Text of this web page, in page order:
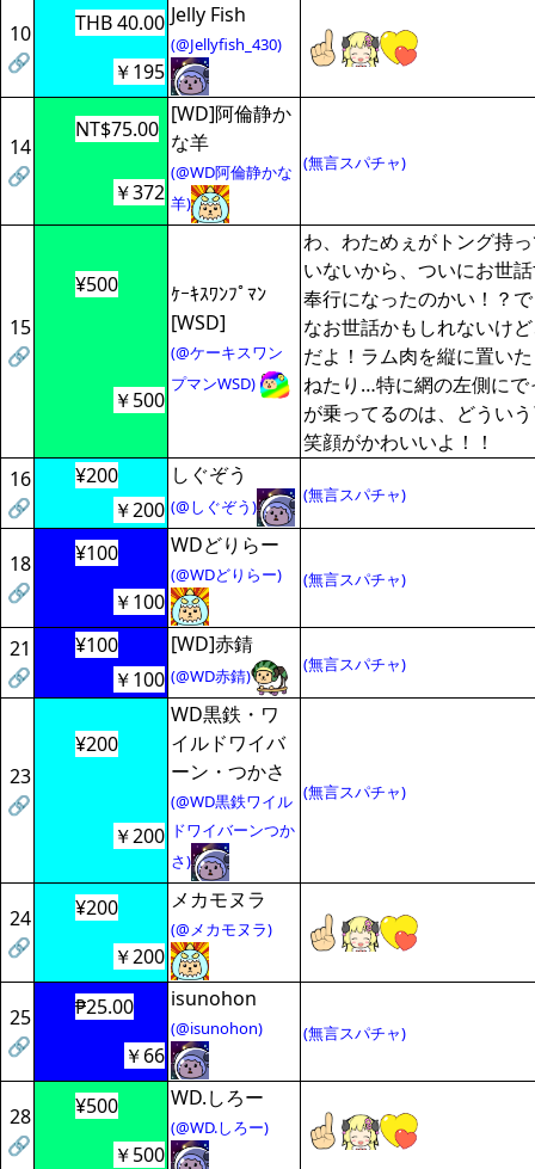
10
🔗
THB 40.00 Jelly Fish
(@Jellyfish_430)
￥195
14
🔗
NT$75.00
[WD]阿倫静か
な羊
(@WD阿倫静かな
羊)
(無言スパチャ)
￥372
15
🔗
¥500
ｹｰｷｽﾜﾝﾌﾟﾏﾝ
[WSD]
(@ケーキスワン
プマンWSD)
わ、わためぇがトング持
いないから、ついにお世
奉行になったのかい！？
なお世話かもしれないけ
だよ！ラム肉を縦に置い
ねたり…特に網の左側に
が乗ってるのは、どうい
笑顔がかわいいよ！！
￥500
16
🔗
¥200 しぐぞう
(@しぐぞう)
(無言スパチャ)
￥200
18
🔗
¥100 WDどりらー
(@WDどりらー) (無言スパチャ)
￥100
21
🔗
¥100 [WD]赤錆
(@WD赤錆)
(無言スパチャ)
￥100
23
🔗
¥200
WD黒鉄・ワ
イルドワイバ
ーン・つかさ
(@WD黒鉄ワイル
ドワイバーンつか
さ)
(無言スパチャ)
￥200
24
🔗
¥200 メカモヌラ
(@メカモヌラ)
￥200
25
🔗
₱25.00 isunohon
(@isunohon) (無言スパチャ)
￥66
28
🔗
¥500 WD.しろー
(@WD.しろー)
￥500